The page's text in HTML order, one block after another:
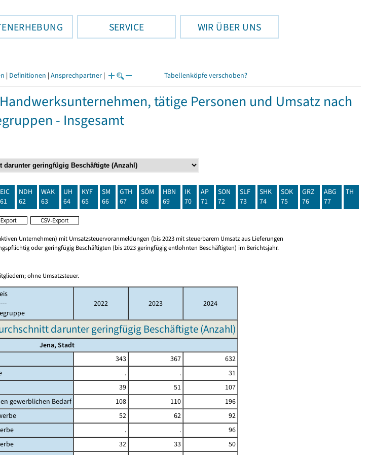
SERVICE WIR ÜBER UNS
| Definitionen | Ansprechpartner | Tabellenköpfe verschoben?
tätige Personen und Umsatz nach
- Insgesamt
EIC
61
NDH
62
WAK
63
UH
64
KYF
65
SM
66
GTH
67
SÖM
68
HBN
69
IK
70
AP
71
SON
72
SLF
73
SHK
74
SOK
75
GRZ
76
ABG
77
TH
Unternehmen) mit Umsatzsteuervoranmeldungen (bis 2023 mit steuerbarem Umsatz aus Lieferungen
oder geringfügig Beschäftigten (bis 2023 geringfügig entlohnten Beschäftigten) im Berichtsjahr.
ohne Umsatzsteuer.
2022 2023 2024
darunter geringfügig Beschäftigte (Anzahl)
Jena, Stadt
343 367
632
. .
31
39 51
107
gewerblichen Bedarf
108 110
196
52 62
92
. .
96
32 33
50